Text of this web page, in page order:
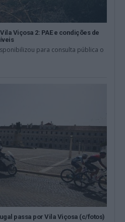
Viçosa 2: PAE e condições de
para consulta pública o
passa por Vila Viçosa (c/fotos)